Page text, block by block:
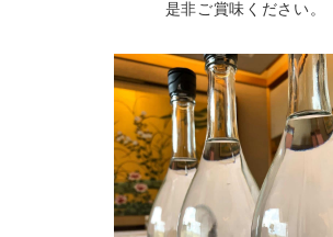
是非ご賞味ください。